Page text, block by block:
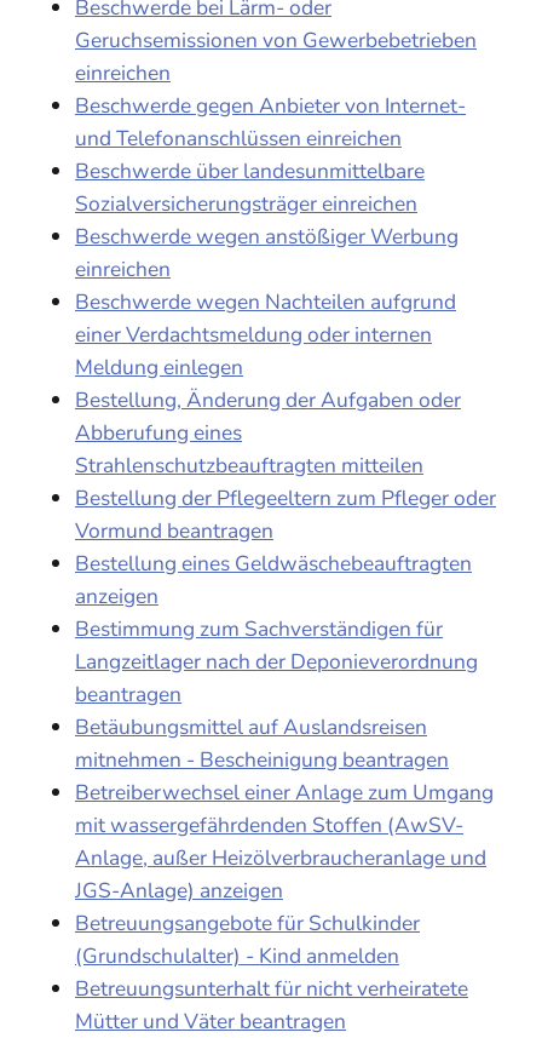
Beschwerde bei Lärm- oder
Geruchsemissionen von Gewerbebetrieben
einreichen
Beschwerde gegen Anbieter von Internet-
und Telefonanschlüssen einreichen
Beschwerde über landesunmittelbare
Sozialversicherungsträger einreichen
Beschwerde wegen anstößiger Werbung
einreichen
Beschwerde wegen Nachteilen aufgrund
einer Verdachtsmeldung oder internen
Meldung einlegen
Bestellung, Änderung der Aufgaben oder
Abberufung eines
Strahlenschutzbeauftragten mitteilen
Bestellung der Pflegeeltern zum Pfleger oder
Vormund beantragen
Bestellung eines Geldwäschebeauftragten
anzeigen
Bestimmung zum Sachverständigen für
Langzeitlager nach der Deponieverordnung
beantragen
Betäubungsmittel auf Auslandsreisen
mitnehmen - Bescheinigung beantragen
Betreiberwechsel einer Anlage zum Umgang
mit wassergefährdenden Stoffen (AwSV-
Anlage, außer Heizölverbraucheranlage und
JGS-Anlage) anzeigen
Betreuungsangebote für Schulkinder
(Grundschulalter) - Kind anmelden
Betreuungsunterhalt für nicht verheiratete
Mütter und Väter beantragen